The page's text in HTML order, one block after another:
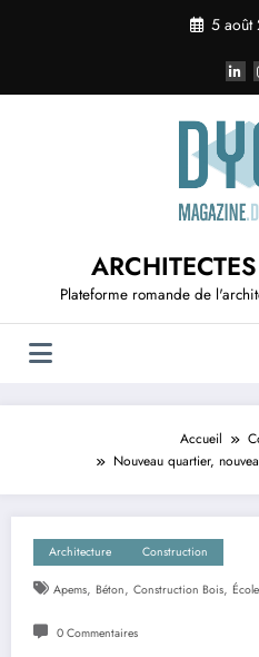
5 août
Plateforme romande de
Accueil
Nouveau quartier,
Architecture Construction
Apems, Béton, Construction Bois, École
0 Commentaires